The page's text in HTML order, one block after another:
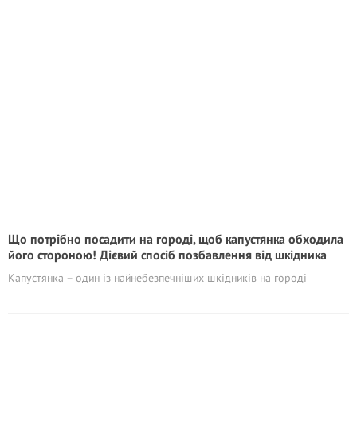
Що потрібно посадити на городі, щоб капустянка обходила
його стороною! Дієвий спосіб позбавлення від шкідника
Капустянка – один із найнебезпечніших шкідників на городі